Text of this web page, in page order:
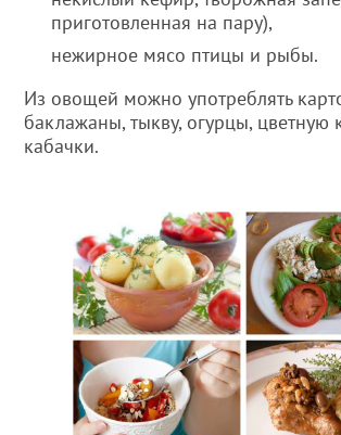
приготовленная на пару),
нежирное мясо птицы и рыбы.
Из овощей можно употреблять
баклажаны, тыкву, огурцы, цветную
кабачки.